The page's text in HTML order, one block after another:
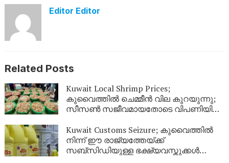
Editor Editor
Related Posts
Kuwait Local Shrimp Prices;
കുവൈത്തിൽ ചെമ്മീൻ വില കുറയുന്നു;
സീസൺ സജീവമായതോടെ വിപണിയിൽ
Kuwait Customs Seizure; കുവൈത്തിൽ
നിന്ന് ഈ രാജ്യത്തേയ്ക്ക്
സബ്സിഡിയുള്ള ഭക്ഷ്യവസ്തുക്കൾ